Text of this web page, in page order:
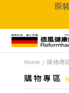
原
Home 購物專
購物專區
促銷專區
人氣商品